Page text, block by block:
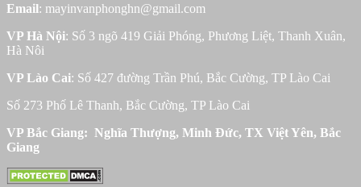
Email: mayinvanphonghn@gmail.com
VP Hà Nội: Số 3 ngõ 419 Giải Phóng, Phương Liệt, Thanh Xuân,
Hà Nôi
VP Lào Cai: Số 427 đường Trần Phú, Bắc Cường, TP Lào Cai
Số 273 Phố Lê Thanh, Bắc Cường, TP Lào Cai
VP Bắc Giang: Nghĩa Thượng, Minh Đức, TX Việt Yên, Bắc
Giang